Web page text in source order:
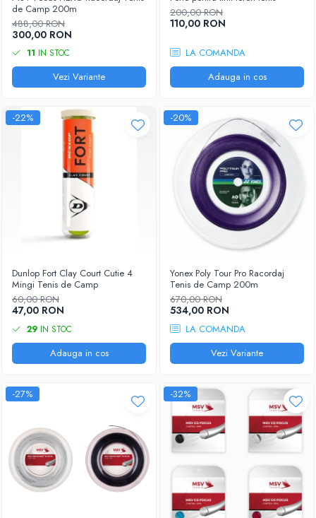
Babolat
Fete
Babolat
Baieti
Nike
Adidas
Accesorii Imbracaminte
Under Armour
de Camp 200m
488,00 RON
300,00 RON
11 IN STOC
Vezi Variante
200,00 RON
110,00 RON
LA COMANDA
Adauga in cos
-22%
Dunlop Fort Clay Court Cutie 4
Mingi Tenis de Camp
60,00 RON
47,00 RON
29 IN STOC
Adauga in cos
-20%
Yonex Poly Tour Pro Racordaj
Tenis de Camp 200m
670,00 RON
534,00 RON
LA COMANDA
Vezi Variante
-27% -32%